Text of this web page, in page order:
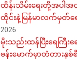
ထိန်းသိမ်းရေးတို့အပါအဝ
ထိုင်းနဲ့မြန်မာလက်မှတ်ရ
2026
မိုးသည်းထန်ပြီးရေကြီး
ဗန်းမောက်မှာတံတားနှစ်စီ